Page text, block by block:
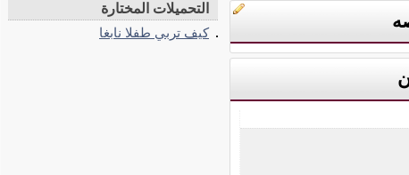
التحميلات المختارة
كيف تربي طفلا نابغا